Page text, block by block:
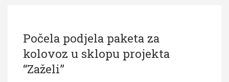
Vijesti
Obavijesti
Počela podjela paketa za
kolovoz u sklopu projekta
“Zaželi”